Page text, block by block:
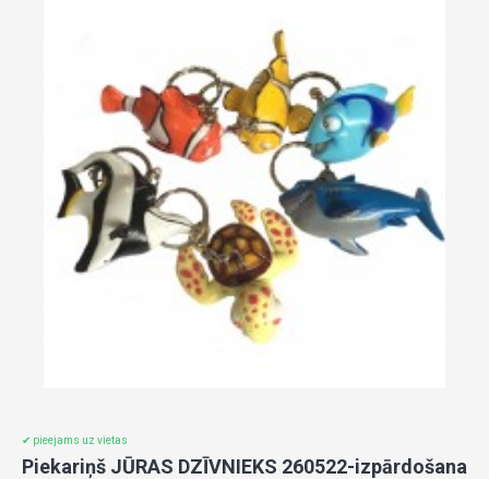
✔ pieejams uz vietas
Piekariņš JŪRAS DZĪVNIEKS 260522-izpārdošana